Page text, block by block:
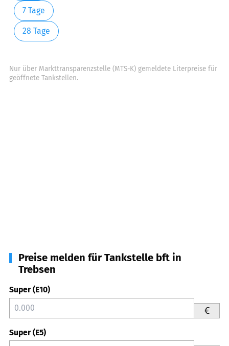
7 Tage
28 Tage
Nur über Markttransparenzstelle (MTS-K) gemeldete Literpreise für
geöffnete Tankstellen.
Preise melden für Tankstelle bft in
Trebsen
Super (E10)
€
Super (E5)